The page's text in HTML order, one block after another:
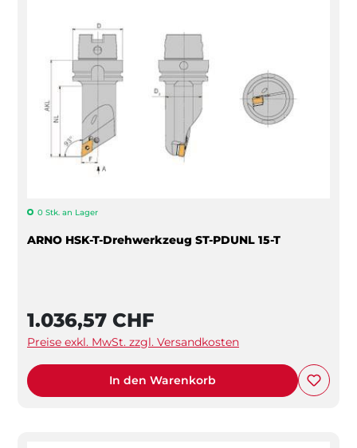
0 Stk. an Lager
ARNO HSK-T-Drehwerkzeug ST-PDUNL 15-T
1.036,57 CHF
Preise exkl. MwSt. zzgl. Versandkosten
In den Warenkorb